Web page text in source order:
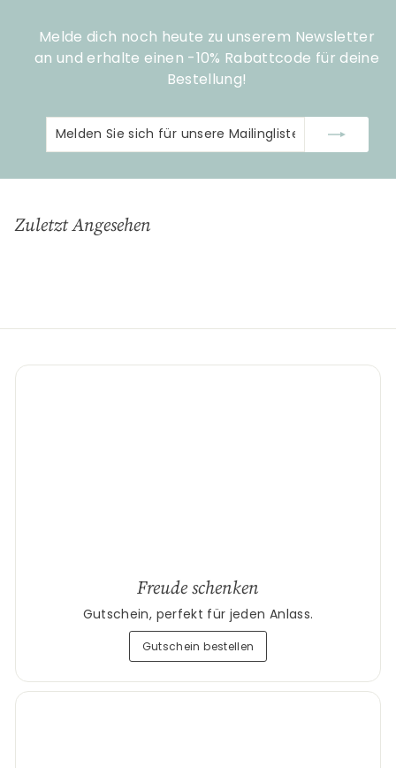
Melde dich noch heute zu unserem Newsletter
an und erhalte einen -10% Rabattcode für deine
Bestellung!
Melden
Sie
für
Abonnieren
Zuletzt Angesehen
Freude schenken
Gutschein, perfekt für jeden Anlass.
Gutschein bestellen